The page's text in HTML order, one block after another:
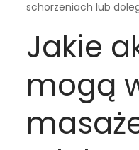
schorzeniach lub
Jakie
mogą